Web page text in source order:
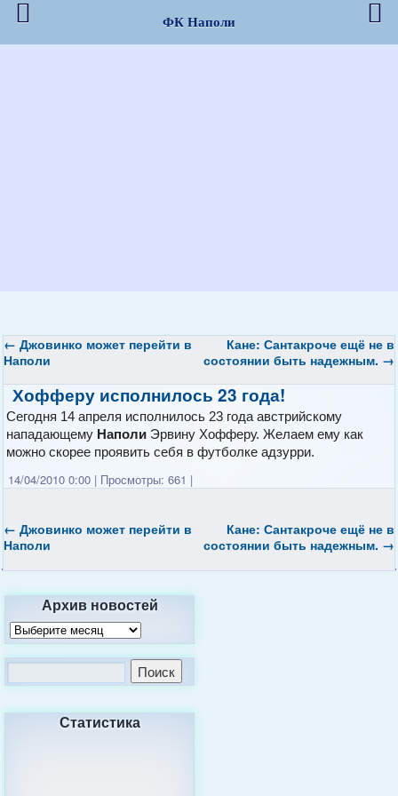
← Джовинко может перейти в
Наполи
Кане: Сантакроче ещё не в
состоянии быть надежным. →
Хофферу исполнилось 23 года!
Сегодня 14 апреля исполнилось 23 года австрийскому
нападающему Наполи Эрвину Хофферу. Желаем ему как
можно скорее проявить себя в футболке адзурри.
14/04/2010 0:00 | Просмотры: 661 |
← Джовинко может перейти в
Наполи
Кане: Сантакроче ещё не в
состоянии быть надежным. →
Архив новостей
Статистика
ФК Наполи